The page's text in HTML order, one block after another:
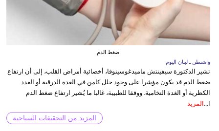
ضغط الدم
واشنطن ـ لبنان اليوم
تشير الدكتورة سيفينتش ماميدغوسينوفا، أخصائية أمراض القلب، إلى أن ارتفاع
ضغط الدم قد يكون مؤشرا على وجود خلل كامن في الغدة الدرقية أو الغدد
الكظرية أو الغدة النخامية. ووفقا للطبيبة، غالبا ما يُشير ارتفاع ضغط الدم
ا...
المزيد
المزيد من التحقيقات السياحية